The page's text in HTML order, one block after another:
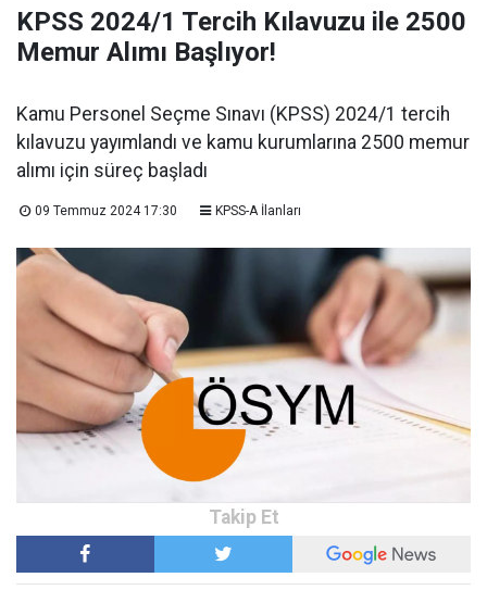
KPSS 2024/1 Tercih Kılavuzu ile 2500
Memur Alımı Başlıyor!
Kamu Personel Seçme Sınavı (KPSS) 2024/1 tercih
kılavuzu yayımlandı ve kamu kurumlarına 2500 memur
alımı için süreç başladı
09 Temmuz 2024 17:30 KPSS-A İlanları